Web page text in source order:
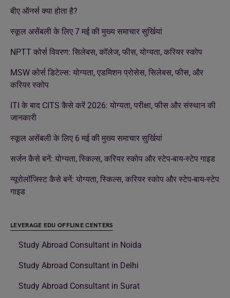
बीए ऑनर्स क्या होता है?
स्कूल असेंबली के लिए 7 मई की मुख्य समाचार सुर्खियां
NPTT कोर्स विवरण: सिलेबस, कॉलेज, फीस, योग्यता, करियर स्कोप
MSW कोर्स डिटेल्स: योग्यता, एडमिशन प्रोसेस, सिलेबस, फीस, और
करियर स्कोप
ITI के बाद CITS कैसे करें 2026: योग्यता, परीक्षा, फीस और संस्थान की
जानकारी
स्कूल असेंबली के लिए 6 मई की मुख्य समाचार सुर्खियां
सर्जन कैसे बनें: योग्यता, स्किल्स, करियर स्कोप और स्टेप-बाय-स्टेप गाइड
न्यूरोलॉजिस्ट कैसे बनें: योग्यता, स्किल्स, करियर स्कोप और स्टेप-बाय-स्टेप
गाइड
LEVERAGE EDU OFFLINE CENTERS
Study Abroad Consultant in Noida
Study Abroad Consultant in Delhi
Study Abroad Consultant in Surat